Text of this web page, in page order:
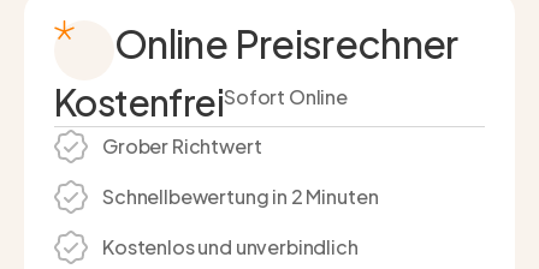
Online Preisrechner
KostenfreiSofort Online
Grober Richtwert
Schnell­bewertung in 2 Minuten
Kostenlos und unverbindlich